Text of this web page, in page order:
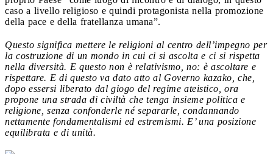
caso a livello religioso e quindi protagonista nella promozione
della pace e della fratellanza umana”.
Questo significa mettere le religioni al centro dell’impegno per
la costruzione di un mondo in cui ci si ascolta e ci si rispetta
nella diversità. E questo non è relativismo, no: è ascoltare e
rispettare. E di questo va dato atto al Governo kazako, che,
dopo essersi liberato dal giogo del regime ateistico, ora
propone una strada di civiltà che tenga insieme politica e
religione, senza confonderle né separarle, condannando
nettamente fondamentalismi ed estremismi. E’ una posizione
equilibrata e di unità.